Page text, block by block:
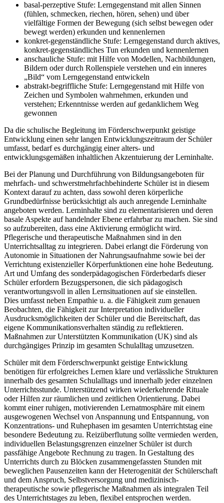
basal-perzeptive Stufe: Lerngegenstand mit allen Sinnen
(fühlen, schmecken, riechen, hören, sehen) und über
vielfältige Formen der Bewegung (sich selbst bewegen oder
bewegt werden) erkunden und kennenlernen
konkret-gegenständliche Stufe: Lerngegenstand durch aktives,
konkret-gegenständliches Tun erkunden und kennenlernen
anschauliche Stufe: mit Hilfe von Modellen, Nachbildungen,
Bildern oder durch Rollenspiele verstehen und ein inneres
„Bild“ vom Lerngegenstand entwickeln
abstrakt-begriffliche Stufe: Lerngegenstand mit Hilfe von
Zeichen und Symbolen wahrnehmen, erkunden und
verstehen; Erkenntnisse werden auf gedanklichem Weg
gewonnen
Da die schulische Begleitung im Förderschwerpunkt geistige
Entwicklung einen sehr langen Entwicklungszeitraum der Schüler
umfasst, bedarf es durchgängig einer alters- und
entwicklungsgemäßen inhaltlichen Akzentuierung der Lerninhalte.
Bei der Planung und Durchführung von Bildungsangeboten für
mehrfach- und schwerstmehrfachbehinderte Schüler ist in diesem
Kontext darauf zu achten, dass sowohl deren körperliche
Grundbedürfnisse berücksichtigt als auch anregende Lerninhalte
angeboten werden. Lerninhalte sind zu elementarisieren und deren
basale Aspekte auf handelnder Ebene erfahrbar zu machen. Sie sind
so aufzubereiten, dass eine Aktivierung ermöglicht wird.
Pflegerische und therapeutische Maßnahmen sind in den
Unterrichtsalltag zu integrieren. Dabei erlangt die Förderung von
Autonomie in Situationen der Nahrungsaufnahme sowie bei der
Verrichtung existenzieller Körperfunktionen eine hohe Bedeutung.
Art und Umfang des sonderpädagogischen Förderbedarfs dieser
Schüler erfordern Bezugspersonen, die sich pädagogisch
verantwortungsvoll in allen Lernsituationen auf sie einstellen.
Dies umfasst neben Empathie u. a. die Fähigkeit zum genauen
Beobachten, die Fähigkeit zur Interpretation individueller
Ausdrucksmöglichkeiten der Schüler und die Bereitschaft, das
eigene Kommunikationsverhalten ständig zu reflektieren.
Maßnahmen zur Unterstützten Kommunikation (UK) sind als
durchgängiges Prinzip im gesamten Schulalltag umzusetzen.
Schüler mit dem Förderschwerpunkt geistige Entwicklung
benötigen für erfolgreiches Lernen klare und verlässliche Strukturen
innerhalb des gesamten Schulalltags und innerhalb jeder einzelnen
Unterrichtsstunde. Unterstützend wirken wiederkehrende Rituale
oder Hilfen zur räumlichen und zeitlichen Orientierung. Dabei
kommt einer ruhigen, motivierenden Lernatmosphäre mit einem
ausgewogenen Wechsel von Anspannung und Entspannung, von
Konzentrations- und Ruhephasen im gesamten Unterrichtstag eine
besondere Bedeutung zu. Reizüberflutung sollte vermieden werden,
individuellen Belastungsgrenzen einzelner Schüler ist durch
passfähige Angebote Rechnung zu tragen. In Gestaltung des
Unterrichts durch zu Blöcken zusammengefassten Stunden mit
beweglichen Pausenzeiten kann der Heterogenität der Schülerschaft
und dem Anspruch, Selbstversorgung und medizinisch-
therapeutische sowie pflegerische Maßnahmen als integralen Teil
des Unterrichtstages zu leben, flexibel entsprochen werden.